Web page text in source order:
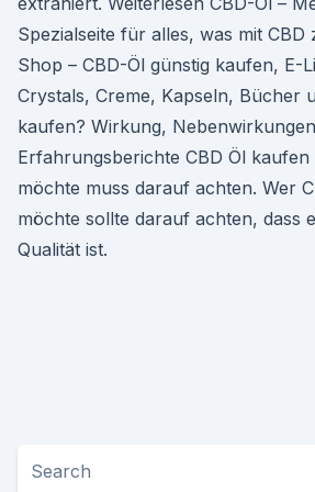
Spezialseite für alles, was mit CBD
Shop – CBD-Öl günstig kaufen, E-
Crystals, Creme, Kapseln, Bücher
kaufen? Wirkung,
Erfahrungsberichte CBD Öl kaufen
möchte muss darauf achten. Wer
möchte sollte darauf achten, dass
Qualität ist.